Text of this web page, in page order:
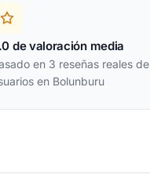
de valoración media
en 3 reseñas reales de
en Bolunburu